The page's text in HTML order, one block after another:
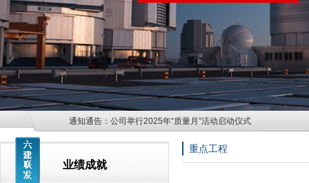
通知通告： 公司举行2025年“质量月”活动启动仪式
业绩成就
重点工程